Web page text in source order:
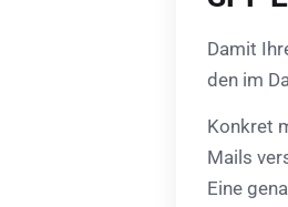
Damit
den im
Konkret
Mails
Eine